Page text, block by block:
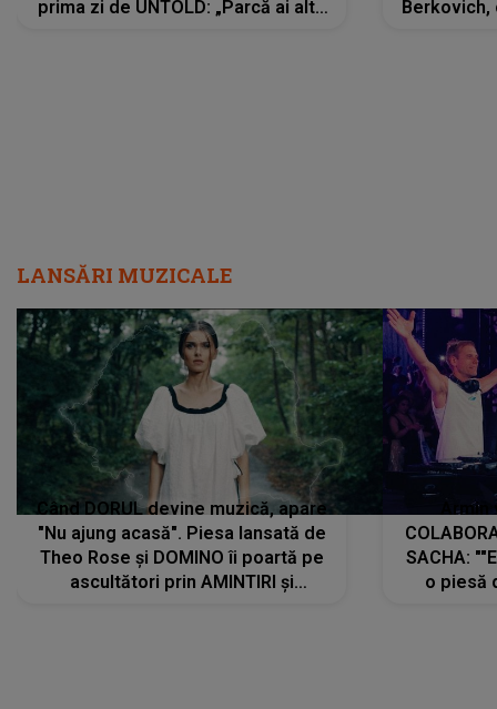
prima zi de UNTOLD: „Parcă ai altă
LANSĂRI MUZICALE
Când DORUL devine muzică, apare
"Nu ajung acasă". Piesa lansată de
Theo Rose și DOMINO îi poartă pe
ascultători prin AMINTIRI și
SACHA:
o piesă